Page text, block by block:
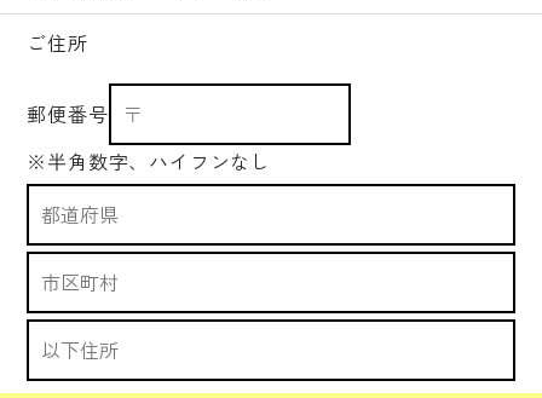
ご住所
郵便番号
※半角数字、ハイフンなし